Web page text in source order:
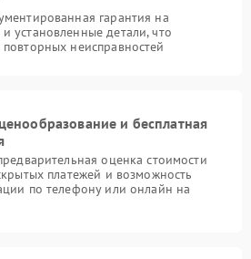
гарантия на
установленные детали, что
неисправностей
и бесплатная
оценка стоимости
платежей и возможность
по телефону или онлайн на